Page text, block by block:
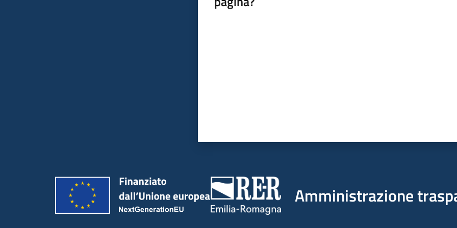
Amministrazione